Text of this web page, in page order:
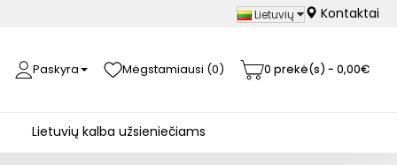
Lietuvių Kontaktai
Paskyra Mėgstamiausi (0) 0 prekė(s) - 0,00€
Lietuvių kalba užsieniečiams